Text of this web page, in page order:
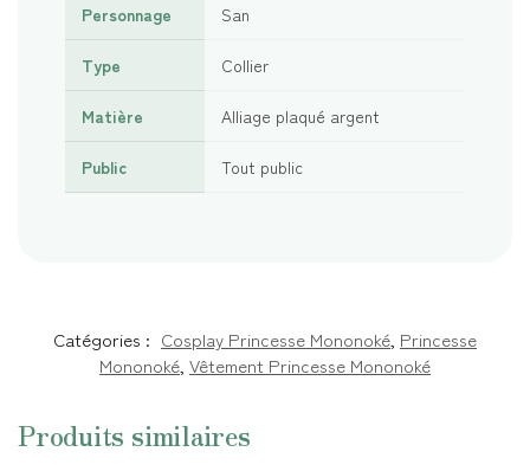
Personnage San
Type Collier
Matière Alliage plaqué argent
Public Tout public
Catégories : Cosplay Princesse Mononoké, Princesse
Mononoké, Vêtement Princesse Mononoké
Produits similaires